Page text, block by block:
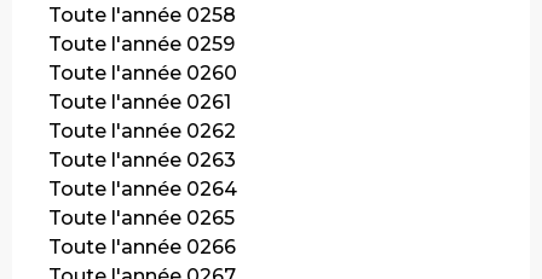
Toute l'année 0258
Toute l'année 0259
Toute l'année 0260
Toute l'année 0261
Toute l'année 0262
Toute l'année 0263
Toute l'année 0264
Toute l'année 0265
Toute l'année 0266